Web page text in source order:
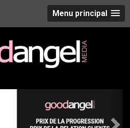
Menu principal